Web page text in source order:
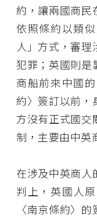
約，讓兩國商民
依照條約以類
人」方式，審
犯罪；英國則是
商船前來中國
約〉簽訂以前，
方沒有正式國交
制，主要由中英
在涉及中英商人
判上，英國人
〈南京條約〉